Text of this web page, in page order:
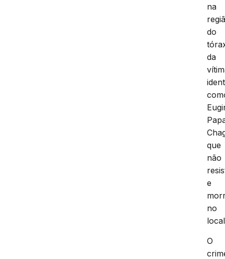
na
do
da
que
não
e
no
O